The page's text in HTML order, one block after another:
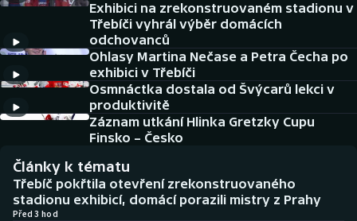
Cyklistika
DALŠÍ SPORTY
Americký fotbal
Baseball a softbal
Basketbal
Biatlon
NEPŘEHLÉDNĚTE
Soutěže
Historické návraty
Aplikace ČT sport
Exhibici na zrekonstruovaném stadionu v
Třebíči vyhrál výběr domácích
odchovanců
Ohlasy Martina Nečase a Petra Čecha po
exhibici v Třebíči
Osmnáctka dostala od Švýcarů lekci v
produktivitě
Záznam utkání Hlinka Gretzky Cupu
Finsko – Česko
Články k tématu
Třebíč pokřtila otevření zrekonstruovaného
stadionu exhibicí, domácí porazili mistry z Prahy
Před 3 hod